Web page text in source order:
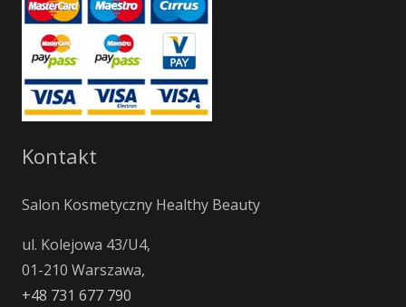
Kontakt
Salon Kosmetyczny Healthy Beauty
ul. Kolejowa 43/U4,
01-210 Warszawa,
+48 731 677 790